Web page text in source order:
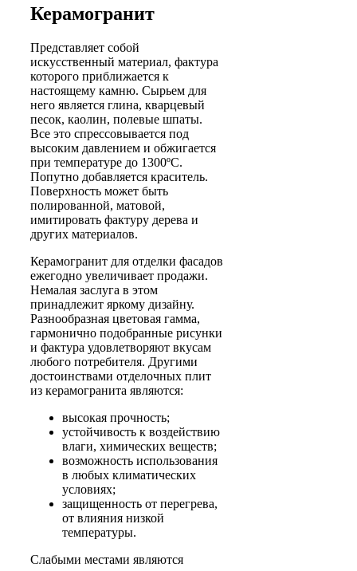
Керамогранит
Представляет собой
искусственный материал, фактура
которого приближается к
настоящему камню. Сырьем для
него является глина, кварцевый
песок, каолин, полевые шпаты.
Все это спрессовывается под
высоким давлением и обжигается
при температуре до 1300ºC.
Попутно добавляется краситель.
Поверхность может быть
полированной, матовой,
имитировать фактуру дерева и
других материалов.
Керамогранит для отделки фасадов
ежегодно увеличивает продажи.
Немалая заслуга в этом
принадлежит яркому дизайну.
Разнообразная цветовая гамма,
гармонично подобранные рисунки
и фактура удовлетворяют вкусам
любого потребителя. Другими
достоинствами отделочных плит
из керамогранита являются:
высокая прочность;
устойчивость к воздействию
влаги, химических веществ;
возможность использования
в любых климатических
условиях;
защищенность от перегрева,
от влияния низкой
температуры.
Слабыми местами являются